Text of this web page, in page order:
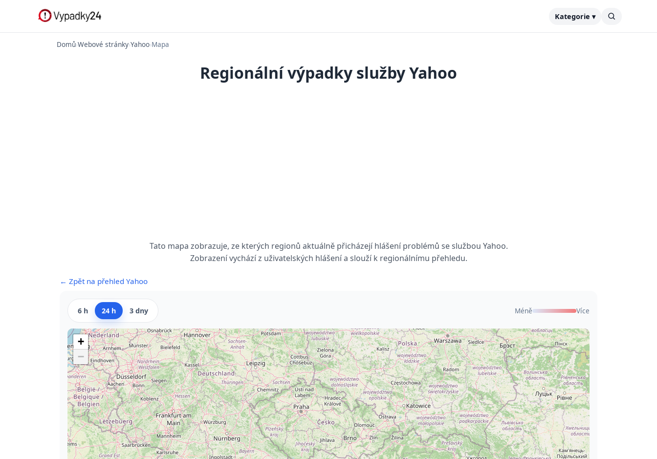
Kategorie ▾
Domů›Webové stránky›Yahoo›Mapa
Regionální výpadky služby Yahoo
Tato mapa zobrazuje, ze kterých regionů aktuálně přicházejí hlášení problémů se službou Yahoo.
Zobrazení vychází z uživatelských hlášení a slouží k regionálnímu přehledu.
← Zpět na přehled Yahoo
6 h 24 h 3 dny Méně Více
+
−